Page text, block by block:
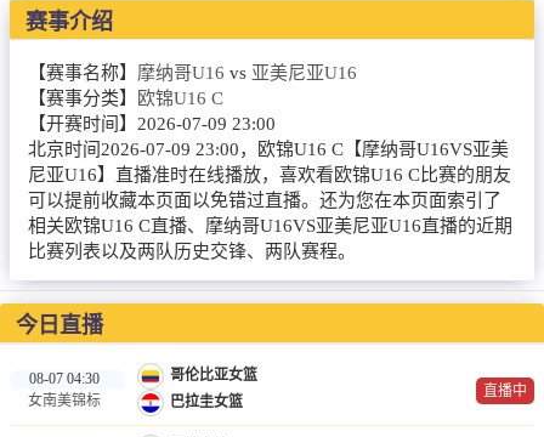
CBA
录像
足球录像
篮球录像
新闻
足球新闻
篮球新闻
赛事介绍
【赛事名称】 摩纳哥U16 vs 亚美尼亚U16
【赛事分类】
欧锦U16 C
【开赛时间】 2026-07-09 23:00
北京时间2026-07-09 23:00，欧锦U16 C【摩纳哥U16VS亚美
尼亚U16】直播准时在线播放，喜欢看欧锦U16 C比赛的朋友
可以提前收藏本页面以免错过直播。还为您在本页面索引了
相关欧锦U16 C直播、摩纳哥U16VS亚美尼亚U16直播的近期
比赛列表以及两队历史交锋、两队赛程。
今日直播
08-07 04:30
女南美锦标
哥伦比亚女篮
巴拉圭女篮
直播中